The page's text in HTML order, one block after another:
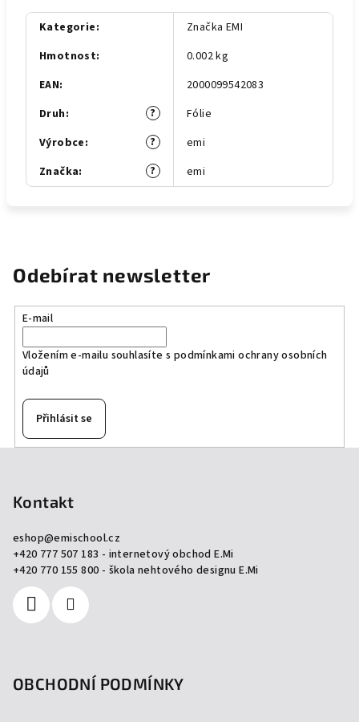
Kategorie:
Značka EMI
Hmotnost:
0.002 kg
EAN:
2000099542083
?
Druh:
Fólie
?
Výrobce:
emi
?
Značka: emi
Odebírat newsletter
E-mail
Vložením e-mailu souhlasíte s podmínkami ochrany osobních
údajů
Přihlásit se
Kontakt
eshop@emischool.cz
+420 777 507 183 - internetový obchod E.Mi
+420 770 155 800 - škola nehtového designu E.Mi
OBCHODNÍ PODMÍNKY